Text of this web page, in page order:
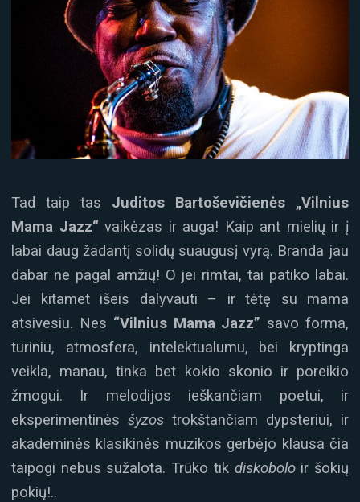
Tad taip tas Juditos Bartoševičienės
„Vilnius
Mama Jazz“ vaikėzas ir auga! Kaip ant mielių ir į
labai daug žadantį solidų suaugusį vyrą. Branda jau
dabar ne pagal amžių! O jei rimtai, tai patiko labai.
Jei kitamet išeis dalyvauti – ir tėtę su mama
atsivesiu. Nes “Vilnius Mama Jazz” savo forma,
turiniu, atmosfera, intelektualumu, bei kryptinga
veikla, manau, tinka bet kokio skonio ir poreikio
žmogui. Ir melodijos ieškančiam poetui, ir
eksperimentinės šyzos trokštančiam dypsteriui, ir
akademinės klasikinės muzikos gerbėjo klausa čia
taipogi nebus sužalota. Trūko tik diskoboloir šokių
pokių!..